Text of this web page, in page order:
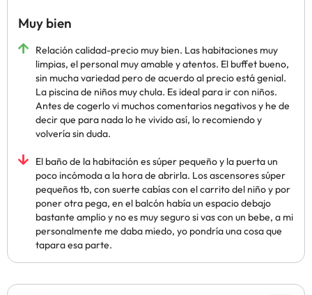
Muy bien
Relación calidad-precio muy bien. Las habitaciones muy
limpias, el personal muy amable y atentos. El buffet bueno,
sin mucha variedad pero de acuerdo al precio está genial.
La piscina de niños muy chula. Es ideal para ir con niños.
Antes de cogerlo vi muchos comentarios negativos y he de
decir que para nada lo he vivido así, lo recomiendo y
volvería sin duda.
El baño de la habitación es súper pequeño y la puerta un
poco incómoda a la hora de abrirla. Los ascensores súper
pequeños tb, con suerte cabías con el carrito del niño y por
poner otra pega, en el balcón había un espacio debajo
bastante amplio y no es muy seguro si vas con un bebe, a mi
personalmente me daba miedo, yo pondría una cosa que
tapara esa parte.